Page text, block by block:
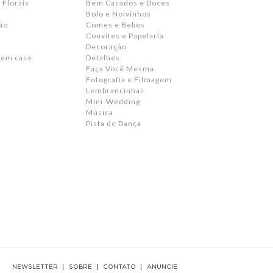
Florais
casa
Bem Casados e Doces
Bolo e Noivinhos
Comes e Bebes
Convites e Papelaria
Decoração
Detalhes
Faça Você Mesma
Fotografia e Filmagem
Lembrancinhas
Mini-Wedding
Música
Pista de Dança
NEWSLETTER SOBRE CONTATO ANUNCIE